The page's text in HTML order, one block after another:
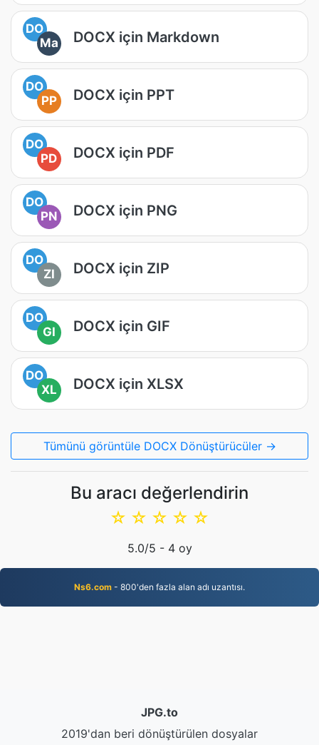
DO
Ma
DOCX için Markdown
DO
PP
DOCX için PPT
DO
PD
DOCX için PDF
DO
PN
DOCX için PNG
DO
ZI
DOCX için ZIP
DO
GI
DOCX için GIF
DO
XL
DOCX için XLSX
Tümünü görüntüle DOCX Dönüştürücüler →
Bu aracı değerlendirin
☆
☆
☆
☆
☆
5.0/5 - 4oy
Ns6.com - 800'den fazla alan adı uzantısı.
JPG.to
2019'dan beri dönüştürülen dosyalar